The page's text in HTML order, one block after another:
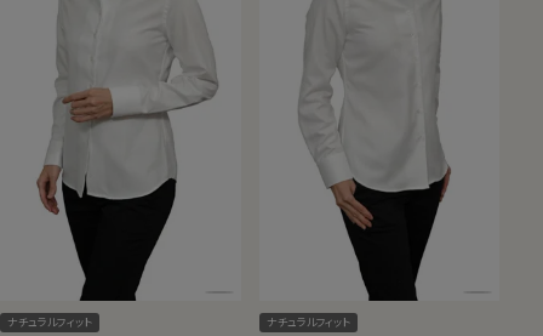
ナチュラルフィット ナチュラルフィット